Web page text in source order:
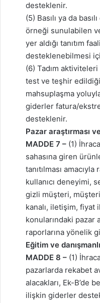
desteklenir.
(5) Basılı ya da
örneği sunulabilen
yer aldığı tanıtım
desteklenebilmesi
(6) Tadım
test ve teşhir
mahsuplaşma
giderler fatura/
desteklenir.
Pazar araştırması
MADDE 7 – (1)
sahasına giren
tanıtılması
kullanıcı deneyimi,
gizli müşteri,
kanalı, iletişim, fiyat
konularındaki pazar
raporlarına yönelik
Eğitim ve
MADDE 8 – (1)
pazarlarda rekabet
alacakları, Ek-B’de
ilişkin giderler